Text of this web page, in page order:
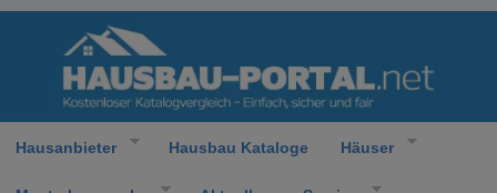
Hausanbieter Hausbau Kataloge Häuser